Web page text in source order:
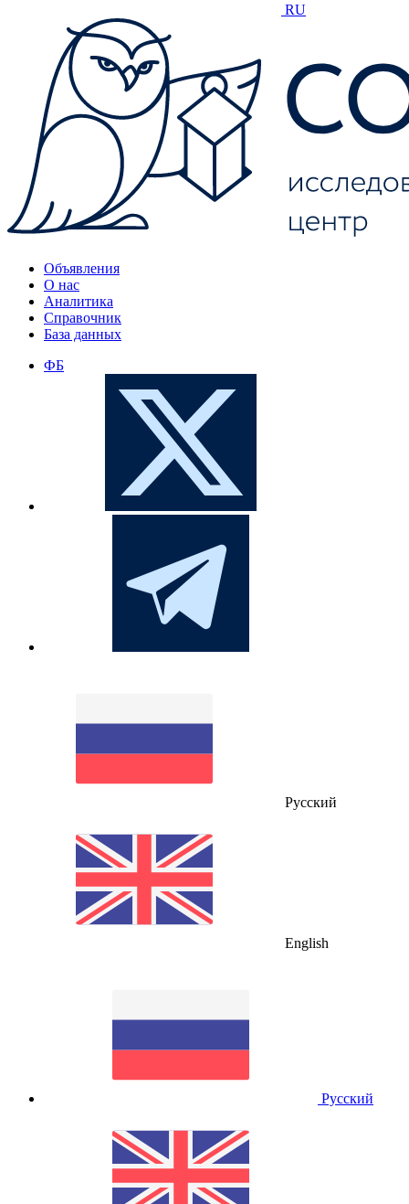
RU
Объявления
О нас
Аналитика
Справочник
База данных
ФБ
Русский
English
Русский